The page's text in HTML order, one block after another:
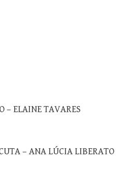
– ELAINE TAVARES
– ANA LÚCIA LIBERATO